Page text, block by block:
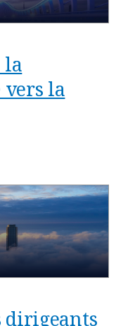
la
vers la
dirigeants